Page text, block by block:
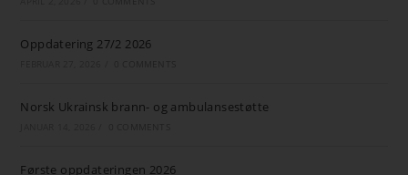
Oppdatering 27/2 2026
Norsk Ukrainsk brann- og ambulansestøtte
Første oppdateringen 2026